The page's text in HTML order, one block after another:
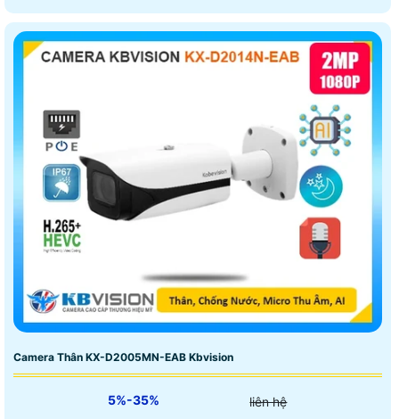
Camera Thân KX-D2005MN-EAB Kbvision
5%-35% liên hệ